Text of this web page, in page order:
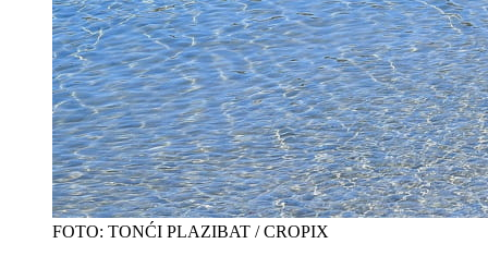
FOTO: TONĆI PLAZIBAT / CROPIX